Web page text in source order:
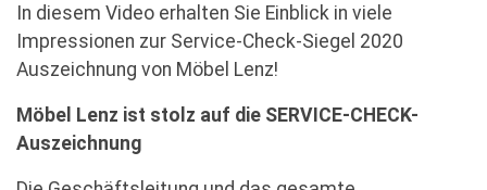
In diesem Video erhalten Sie Einblick in viele
Impressionen zur Service-Check-Siegel 2020
Auszeichnung von Möbel Lenz!
Möbel Lenz ist stolz auf die SERVICE-CHECK-
Auszeichnung